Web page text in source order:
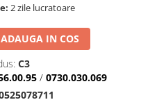
2 zile lucratoare
ADAUGA IN COS
C3
/ 0730.030.069